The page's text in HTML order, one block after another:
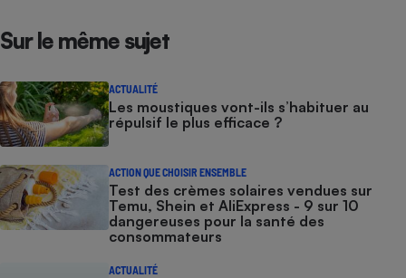
Sur le même sujet
ACTUALITÉ
Les moustiques vont-ils s’habituer au
répulsif le plus efficace ?
ACTION QUE CHOISIR ENSEMBLE
Test des crèmes solaires vendues sur
Temu, Shein et AliExpress - 9 sur 10
dangereuses pour la santé des
consommateurs
ACTUALITÉ